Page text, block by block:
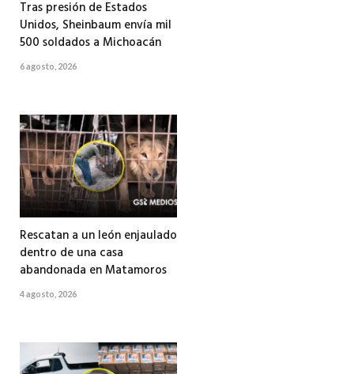
Tras presión de Estados
Unidos, Sheinbaum envía mil
500 soldados a Michoacán
6 agosto, 2026
Rescatan a un león enjaulado
dentro de una casa
abandonada en Matamoros
4 agosto, 2026